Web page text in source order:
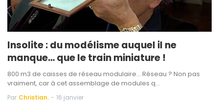
Insolite : du modélisme auquel il ne
manque… que le train miniature !
800 m3 de caisses de réseau modulaire… Réseau ? Non pas
vraiment, car à cet assemblage de modules q…
Par Christian. - 16 janvier